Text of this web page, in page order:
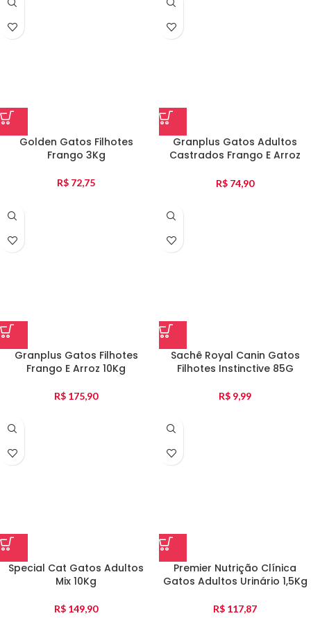
Golden Gatos Filhotes
Frango 3Kg
R$ 72,75
Granplus Gatos Adultos
Castrados Frango E Arroz
R$ 74,90
Granplus Gatos Filhotes
Frango E Arroz 10Kg
R$ 175,90
Sachê Royal Canin Gatos
Filhotes Instinctive 85G
R$ 9,99
Special Cat Gatos Adultos
Mix 10Kg
R$ 149,90
Premier Nutrição Clínica
Gatos Adultos Urinário 1,5Kg
R$ 117,87